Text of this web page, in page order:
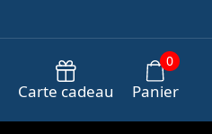
Carte cadeau Panier
0